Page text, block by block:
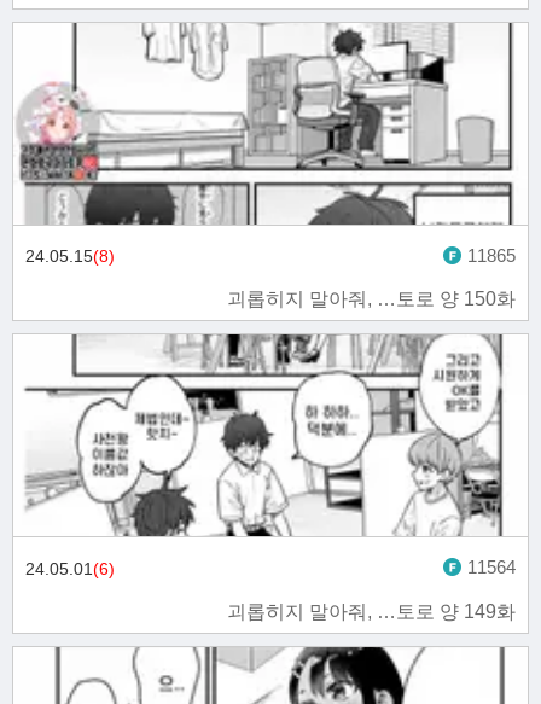
괴롭히지 말아줘, …토로 양 150화
24.05.15(8) 11865
괴롭히지 말아줘, …토로 양 149화
24.05.01(6) 11564